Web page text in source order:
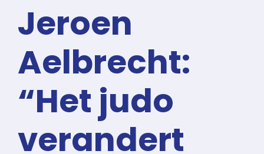
Jeroen
Aelbrecht:
“Het judo
verandert